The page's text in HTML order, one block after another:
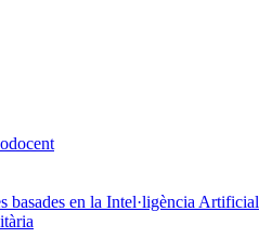
basades en la Intel·ligència Artificial